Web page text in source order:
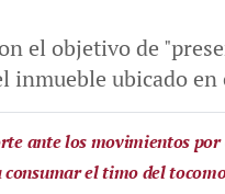
el objetivo de
ubicado
ante los movimientos
el timo del